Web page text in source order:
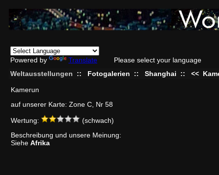
Powered by Translate
Please select your language
Weltausstellungen
:: Fotogalerien :: Shanghai :: <<
Kamerun
auf unserer Karte: Zone C, Nr 58
Wertung:
(schwach)
Beschreibung und unsere Meinung:
Siehe Afrika